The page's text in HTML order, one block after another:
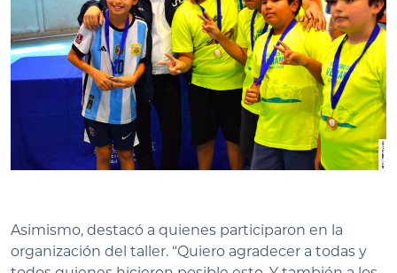
Asimismo, destacó a quienes participaron en la
organización del taller. “Quiero agradecer a todas y